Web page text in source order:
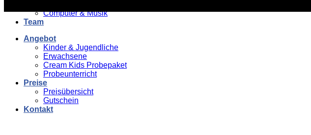
Computer & Musik
Team
Angebot
Kinder & Jugendliche
Erwachsene
Cream Kids Probepaket
Probeunterricht
Preise
Preisübersicht
Gutschein
Kontakt